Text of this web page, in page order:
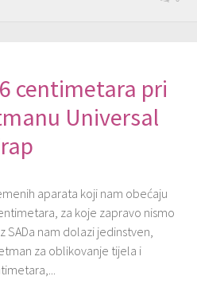
centimetara pri
Universal
aparata koji nam obećaju
za koje zapravo nismo
SADa nam dolazi jedinstven,
za oblikovanje tijela i